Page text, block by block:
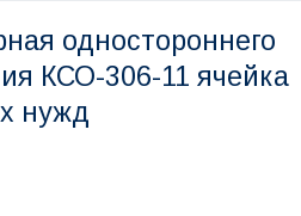
одностороннего
КСО-306-11 ячейка
нужд